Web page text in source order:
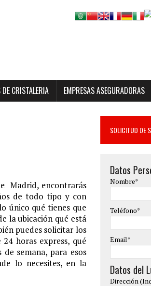
CRISTALERIA EMPRESAS ASEGURADORAS
Madrid, encontrarás
de todo tipo y con
único qué tienes que
la ubicación qué está
puedes solicitar los
horas express, qué
semana, para esos
lo necesites, en la
SOLICITUD DE
Datos
Nombre*
Teléfono*
Email*
Datos del
Dirección